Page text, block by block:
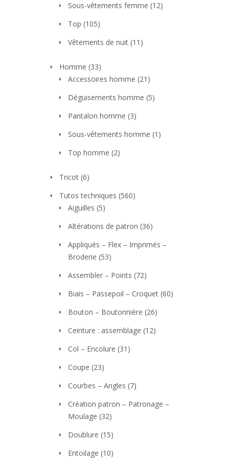
Sous-vêtements femme (12)
Top (105)
Vêtements de nuit (11)
Homme (33)
Accessoires homme (21)
Déguisements homme (5)
Pantalon homme (3)
Sous-vêtements homme (1)
Top homme (2)
Tricot (6)
Tutos techniques (560)
Aiguilles (5)
Altérations de patron (36)
Appliqués – Flex – Imprimés –
Broderie (53)
Assembler – Points (72)
Biais – Passepoil – Croquet (60)
Bouton – Boutonnière (26)
Ceinture : assemblage (12)
Col – Encolure (31)
Coupe (23)
Courbes – Angles (7)
Création patron – Patronage –
Moulage (32)
Doublure (15)
Entoilage (10)